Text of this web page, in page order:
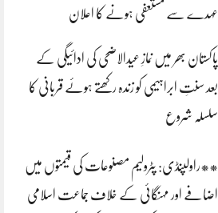
عہدے سے مستعفی ہونے کا اعلان
پاکستان بھر میں نمازِ عیدالاضحی کی ادائیگی کے
بعد سنتِ ابراہیمی کو زندہ رکھتے ہوئے قربانی کا
سلسلہ شروع
**راولپنڈی: پٹرولیم مصنوعات کی قیمتوں میں
اضافے اور مہنگائی کے خلاف جماعت اسلامی